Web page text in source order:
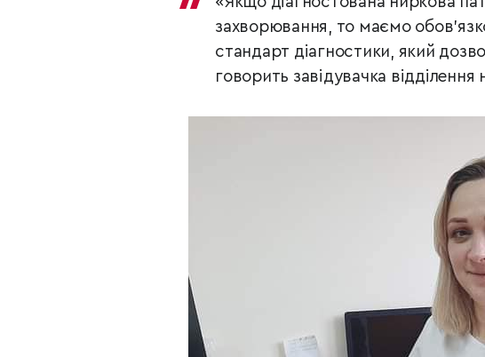
захворювання, то маємо
стандарт діагностики, який
говорить завідувачка відділення